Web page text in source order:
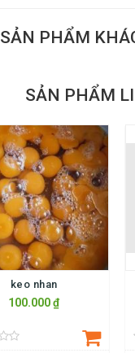
SẢN PHẨM
SẢN PHẨM
keo nhan
100.000 ₫